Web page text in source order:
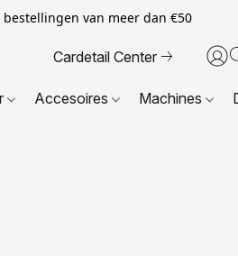
van meer dan €50
Cardetail Center
Accesoires Machines